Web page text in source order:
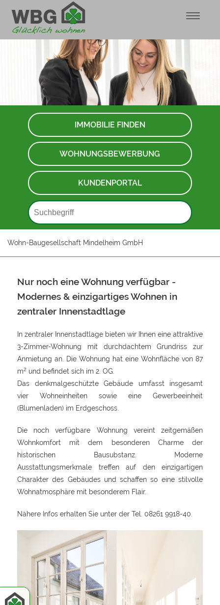
IMMOBILIE FINDEN
WOHNUNGSBEWERBUNG
KUNDENPORTAL
Wohn-Baugesellschaft Mindelheim GmbH
Nur noch eine Wohnung verfügbar -
Modernes & einzigartiges Wohnen in
zentraler Innenstadtlage
In zentraler Innenstadtlage bieten wir Ihnen eine attraktive
3-Zimmer-Wohnung mit durchdachtem Grundriss zur
Anmietung an. Die Wohnung hat eine Wohnfläche von 87
m2 und befindet sich im 2. OG.
Das denkmalgeschützte Gebäude umfasst insgesamt
vier Wohneinheiten sowie eine Gewerbeeinheit
(Blumenladen) im Erdgeschoss.
Die noch verfügbare Wohnung vereint zeitgemäßen
Wohnkomfort mit dem besonderen Charme der
historischen Bausubstanz. Moderne
Ausstattungsmerkmale treffen auf den einzigartigen
Charakter des Gebäudes und schaffen so eine stilvolle
Wohnatmosphäre mit besonderem Flair.
Nähere Infos erhalten Sie unter der Tel. 08261 9918-40.